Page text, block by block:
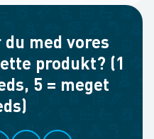
med vores
produkt? (1
5 = meget